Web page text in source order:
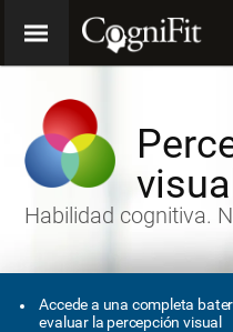
visual
Habilidad cognitiva.
Accede a una completa
evaluar la percepción visual